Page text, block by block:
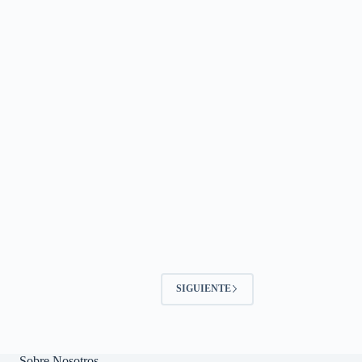
SIGUIENTE